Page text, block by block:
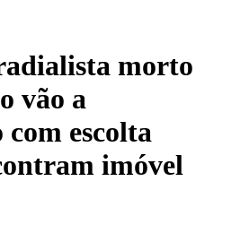
morto
vão a
escolta
imóvel